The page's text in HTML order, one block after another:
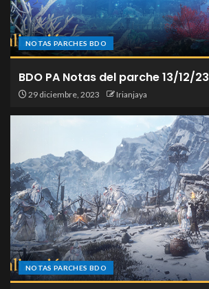
NOTAS PARCHES BDO
BDO PA Notas del parche 13/12/23
29 diciembre, 2023 Irianjaya
NOTAS PARCHES BDO